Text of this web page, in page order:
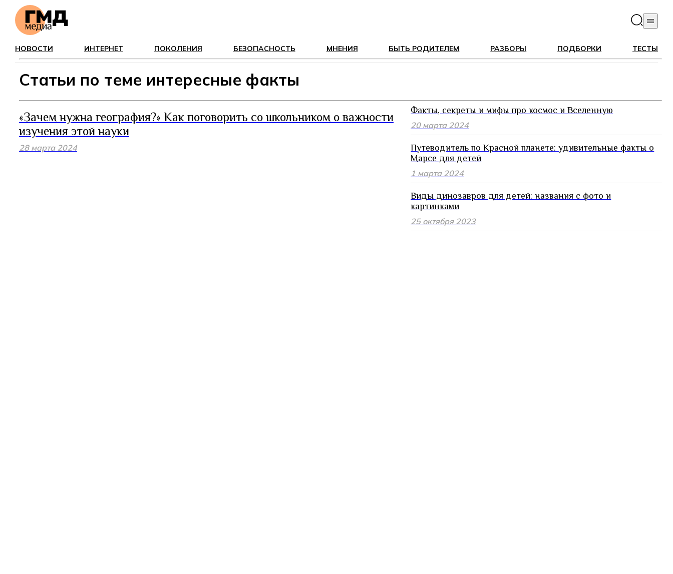
НОВОСТИ ИНТЕРНЕТ ПОКОЛЕНИЯ БЕЗОПАСНОСТЬ МНЕНИЯ БЫТЬ РОДИТЕЛЕМ РАЗБОРЫ ПОДБОРКИ ТЕСТЫ
Статьи по теме интересные факты
«Зачем нужна география?» Как поговорить со школьником о важности
изучения этой науки
28 марта 2024
Факты, секреты и мифы про космос и Вселенную
20 марта 2024
Путеводитель по Красной планете: удивительные факты о
Марсе для детей
1 марта 2024
Виды динозавров для детей: названия с фото и
картинками
25 октября 2023